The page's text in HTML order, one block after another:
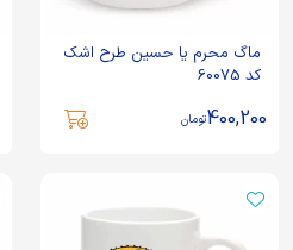
ماگ محرم یا حسین طرح اشک
کد 60075
400,200تومان